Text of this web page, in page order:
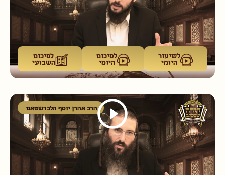
לשיעור
היומי
לסיכום
היומי
לסיכום
השבועי
הרב אהרן יוסף הלברשטאם